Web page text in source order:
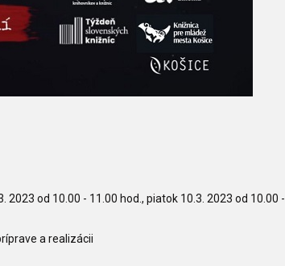
2023 od 10.00 - 11.00 hod., piatok 10.3. 2023 od 10.00 -
a realizácii